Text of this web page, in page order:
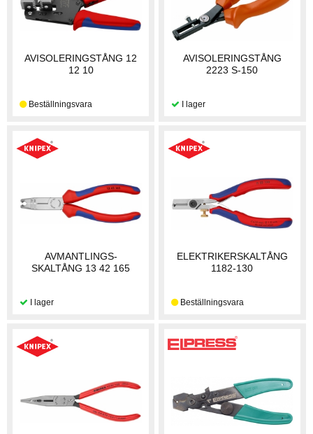
AVISOLERINGSTÅNG 12
12 10
AVISOLERINGSTÅNG
2223 S-150
AVMANTLINGS-
SKALTÅNG 13 42 165
ELEKTRIKERSKALTÅNG
1182-130